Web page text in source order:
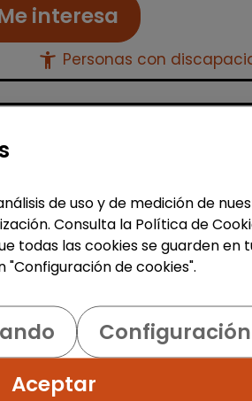
interesa
accessibility_new Personas con
Industria y Calidad
a en lavandería y
(madrid)
la supervisión de la persona
Recepcionar y
según tipo de tejido, color y
necesario. Aplicar
de limpieza adecuados
de uso y de medición de
Consulta la Política de
todas las cookies se guarden en
de cookies".
Aceptar